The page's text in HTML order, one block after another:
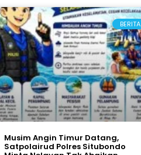
BERITA
Musim Angin Timur Datang,
Satpolairud Polres Situbondo